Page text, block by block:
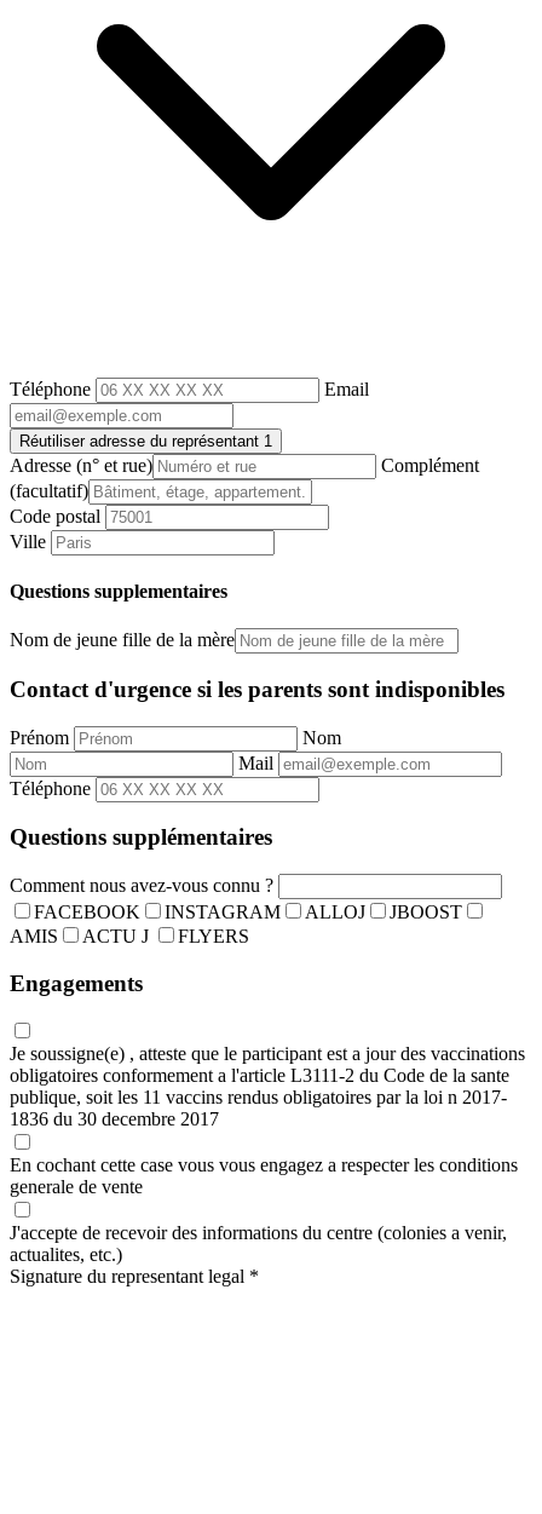
Téléphone Email
Réutiliser adresse du représentant 1
Adresse (n° et rue)
Complément
(facultatif)
Code postal
Ville
Questions supplementaires
Nom de jeune fille de la mère
Contact d'urgence si les parents sont indisponibles
Prénom
Nom
Mail
Téléphone
Questions supplémentaires
Comment nous avez-vous connu ?
FACEBOOK
INSTAGRAM ALLOJ
JBOOST
AMIS
ACTU J FLYERS
Engagements
Je soussigne(e) , atteste que le participant est a jour des vaccinations
obligatoires conformement a l'article L3111-2 du Code de la sante
publique, soit les 11 vaccins rendus obligatoires par la loi n 2017-
1836 du 30 decembre 2017
En cochant cette case vous vous engagez a respecter les conditions
generale de vente
J'accepte de recevoir des informations du centre (colonies a venir,
actualites, etc.)
Signature du representant legal *